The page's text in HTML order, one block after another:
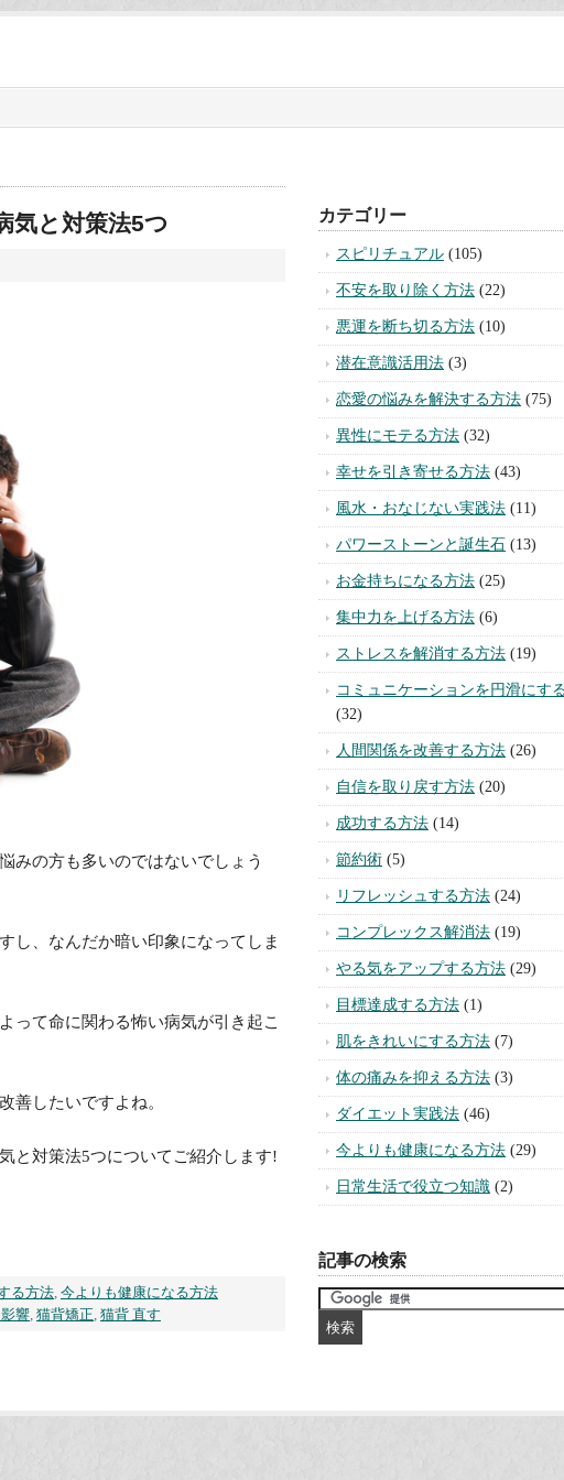
気と対策法5つ
みの方も多いのではないでしょう
し、なんだか暗い印象になってしま
って命に関わる怖い病気が引き起こ
善したいですよね。
と対策法5つについてご紹介します!
る方法, 今よりも健康になる方法
響, 猫背矯正, 猫背 直す
カテゴリー
スピリチュアル (105)
不安を取り除く方法 (22)
悪運を断ち切る方法 (10)
潜在意識活用法 (3)
恋愛の悩みを解決する方法 (75)
異性にモテる方法 (32)
幸せを引き寄せる方法 (43)
風水・おなじない実践法 (11)
パワーストーンと誕生石 (13)
お金持ちになる方法 (25)
集中力を上げる方法 (6)
ストレスを解消する方法 (19)
コミュニケーションを円滑にす
(32)
人間関係を改善する方法 (26)
自信を取り戻す方法 (20)
成功する方法 (14)
節約術 (5)
リフレッシュする方法 (24)
コンプレックス解消法 (19)
やる気をアップする方法 (29)
目標達成する方法 (1)
肌をきれいにする方法 (7)
体の痛みを抑える方法 (3)
ダイエット実践法 (46)
今よりも健康になる方法 (29)
日常生活で役立つ知識 (2)
記事の検索